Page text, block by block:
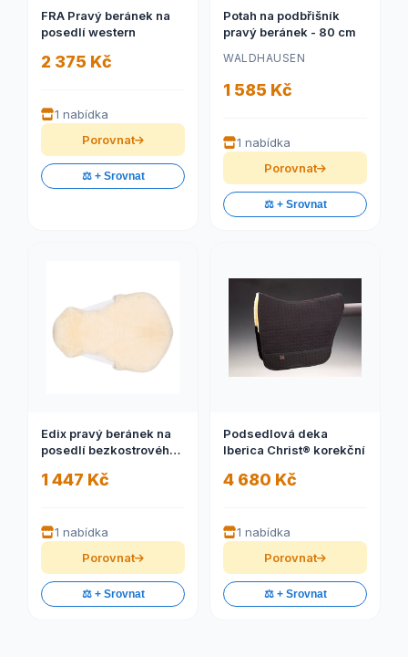
FRA Pravý beránek na
posedlí western
2 375 Kč
1 nabídka
Porovnat
⚖️ + Srovnat
Potah na podbřišník
pravý beránek - 80 cm
WALDHAUSEN
1 585 Kč
1 nabídka
Porovnat
⚖️ + Srovnat
Edix pravý beránek na
posedlí bezkostrového
1 447 Kč
1 nabídka
Porovnat
⚖️ + Srovnat
Podsedlová deka
Iberica Christ® korekční
4 680 Kč
1 nabídka
Porovnat
⚖️ + Srovnat